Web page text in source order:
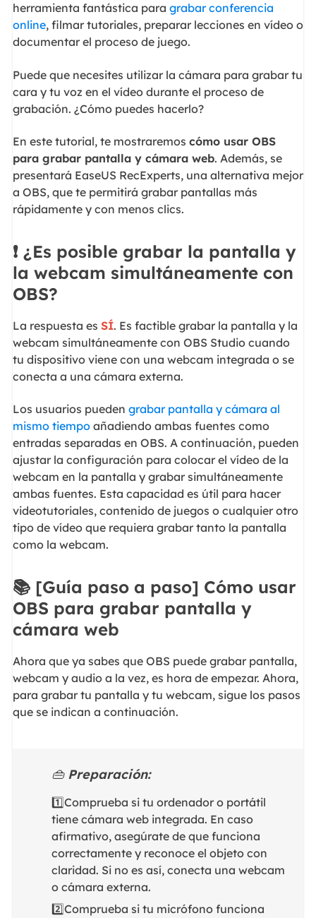
herramienta fantástica para grabar conferencia
online, filmar tutoriales, preparar lecciones en vídeo o
documentar el proceso de juego.
Puede que necesites utilizar la cámara para grabar tu
cara y tu voz en el vídeo durante el proceso de
grabación. ¿Cómo puedes hacerlo?
En este tutorial, te mostraremos cómo usar OBS
para grabar pantalla y cámara web. Además, se
presentará EaseUS RecExperts, una alternativa mejor
a OBS, que te permitirá grabar pantallas más
rápidamente y con menos clics.
❗ ¿Es posible grabar la pantalla y
la webcam simultáneamente con
OBS?
La respuesta es SÍ. Es factible grabar la pantalla y la
webcam simultáneamente con OBS Studio cuando
tu dispositivo viene con una webcam integrada o se
conecta a una cámara externa.
Los usuarios pueden grabar pantalla y cámara al
mismo tiempoañadiendo ambas fuentes como
entradas separadas en OBS. A continuación, pueden
ajustar la configuración para colocar el vídeo de la
webcam en la pantalla y grabar simultáneamente
ambas fuentes. Esta capacidad es útil para hacer
videotutoriales, contenido de juegos o cualquier otro
tipo de vídeo que requiera grabar tanto la pantalla
como la webcam.
📚 [Guía paso a paso] Cómo usar
OBS para grabar pantalla y
cámara web
Ahora que ya sabes que OBS puede grabar pantalla,
webcam y audio a la vez, es hora de empezar. Ahora,
para grabar tu pantalla y tu webcam, sigue los pasos
que se indican a continuación.
👜 Preparación:
1️⃣Comprueba si tu ordenador o portátil
tiene cámara web integrada. En caso
afirmativo, asegúrate de que funciona
correctamente y reconoce el objeto con
claridad. Si no es así, conecta una webcam
o cámara externa.
2️⃣Comprueba si tu micrófono funciona